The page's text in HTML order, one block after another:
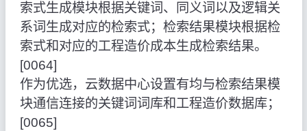
索式生成模块根据关键词、同义词以及逻辑关
系词生成对应的检索式；检索结果模块根据检
索式和对应的工程造价成本生成检索结果。
[0064]
作为优选，云数据中心设置有均与检索结果模
块通信连接的关键词词库和工程造价数据库；
[0065]